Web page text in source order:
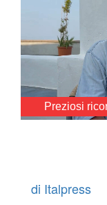
Preziosi
Unmute
di Italpress